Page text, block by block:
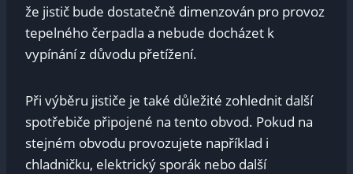
že jistič bude dostatečně​ dimenzován pro⁣ provoz
tepelného⁤ čerpadla ⁤a nebude docházet k
vypínání z‌ důvodu přetížení.
Při výběru jističe je​ také ​důležité zohlednit další
spotřebiče připojené na tento obvod. Pokud na
stejném obvodu provozujete například i
chladničku,⁣ elektrický sporák nebo ⁤další‌